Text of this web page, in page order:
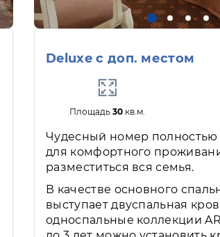
Deluxe с доп. местом
Площадь30 кв.м.
Чудесный номер полностью
для комфортного
разместиться вся семья.
В качестве основного
выступает двуспальная
односпальные коллекции